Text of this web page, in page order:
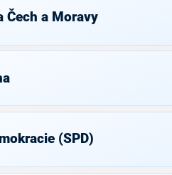
Čech a Moravy
(SPD)